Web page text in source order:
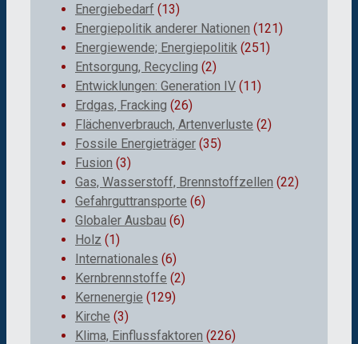
Energiebedarf (13)
Energiepolitik anderer Nationen (121)
Energiewende; Energiepolitik (251)
Entsorgung, Recycling (2)
Entwicklungen: Generation IV (11)
Erdgas, Fracking (26)
Flächenverbrauch, Artenverluste (2)
Fossile Energieträger (35)
Fusion (3)
Gas, Wasserstoff, Brennstoffzellen (22)
Gefahrguttransporte (6)
Globaler Ausbau (6)
Holz (1)
Internationales (6)
Kernbrennstoffe (2)
Kernenergie (129)
Kirche (3)
Klima, Einflussfaktoren (226)